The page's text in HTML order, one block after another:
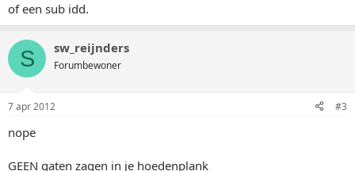
of een sub idd.
S sw_reijnders
Forumbewoner
7 apr 2012 #3
nope
GEEN gaten zagen in je hoedenplank